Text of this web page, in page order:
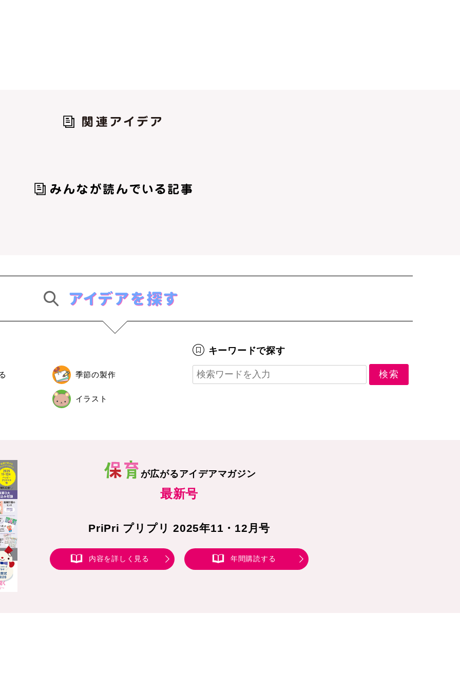
季節の製作
イラスト
キーワードで探す
が広がるアイデアマガジン
最新号
PriPri プリプリ 2025年11・12月号
内容を詳しく見る 年間購読する